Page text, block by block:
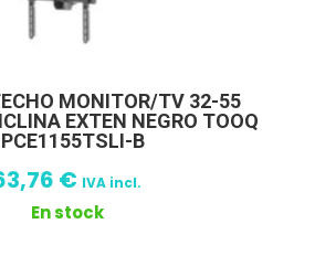
MONITOR/TV 32-55
EXTEN NEGRO TOOQ
B
€ IVA incl.
En stock